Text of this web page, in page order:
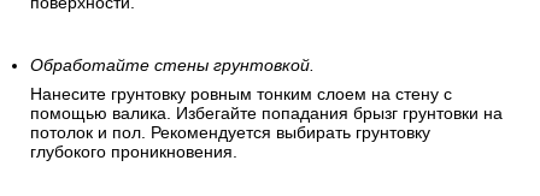
Все мелкие изъяны стен устраняются шпаклеванием.
поверхность. После шпатлевания произведите зачистку
поверхности наждачной бумагой или абразивной сеткой.
Чтобы убедиться в гладкости стены – проведите по ней
ладонью. Вы сразу почувствуете малейшие дефекты
поверхности.